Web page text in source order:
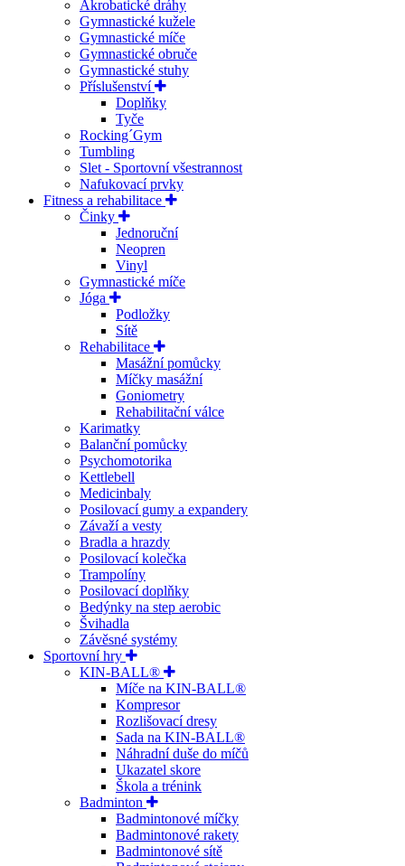
Akrobatické dráhy
Gymnastické kužele
Gymnastické míče
Gymnastické obruče
Gymnastické stuhy
Příslušenství
Doplňky
Tyče
Rocking´Gym
Tumbling
Slet - Sportovní všestrannost
Nafukovací prvky
Fitness a rehabilitace
Činky
Jednoruční
Neopren
Vinyl
Gymnastické míče
Jóga
Podložky
Sítě
Rehabilitace
Masážní pomůcky
Míčky masážní
Goniometry
Rehabilitační válce
Karimatky
Balanční pomůcky
Psychomotorika
Kettlebell
Medicinbaly
Posilovací gumy a expandery
Závaží a vesty
Bradla a hrazdy
Posilovací kolečka
Trampolíny
Posilovací doplňky
Bedýnky na step aerobic
Švihadla
Závěsné systémy
Sportovní hry
KIN-BALL®
Míče na KIN-BALL®
Kompresor
Rozlišovací dresy
Sada na KIN-BALL®
Náhradní duše do míčů
Ukazatel skore
Škola a trénink
Badminton
Badmintonové míčky
Badmintonové rakety
Badmintonové sítě